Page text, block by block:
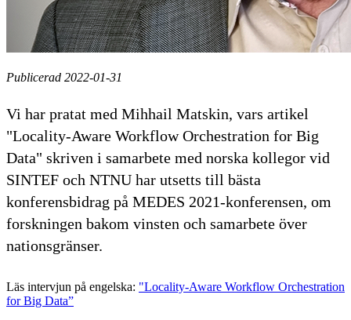
Publicerad 2022-01-31
Vi har pratat med Mihhail Matskin, vars artikel
"Locality-Aware Workflow Orchestration for Big
Data" skriven i samarbete med norska kollegor vid
SINTEF och NTNU har utsetts till bästa
konferensbidrag på MEDES 2021-konferensen, om
forskningen bakom vinsten och samarbete över
nationsgränser.
Läs intervjun på engelska: "Locality-Aware Workflow Orchestration
for Big Data”